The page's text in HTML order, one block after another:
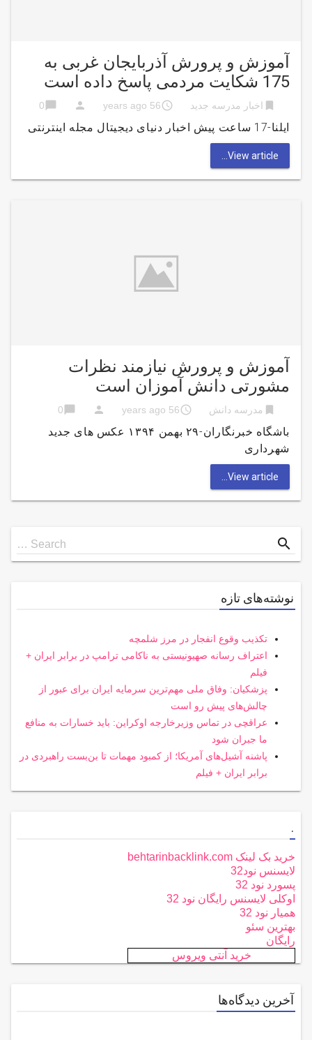
آموزش و پرورش آذربایجان غربی به
175 شکایت مردمی پاسخ داده است
bookmark اخبار مدرسه جدید access_time
56 years ago
person
chat_bubble
0
ایلنا-17 ساعت پیش اخبار دنیای دیجیتال مجله اینترنتی
View article...
آموزش و پرورش نیازمند نظرات
مشورتی دانش آموزان است
bookmark مدرسه دانش access_time
56 years ago
person
chat_bubble
0
باشگاه خبرنگاران-۲۹ بهمن ۱۳۹۴ عکس های جدید
شهرداری
View article...
Search
for
Search … search
نوشته‌های تازه
تکذیب وقوع انفجار در مرز شلمچه
اعتراف رسانه صهیونیستی به ناکامی ترامپ در برابر ایران +
فیلم
پزشکیان: وفاق ملی مهم‌ترین سرمایه ایران برای عبور از
چالش‌های پیش رو است
عراقچی در تماس وزیرخارجه اوکراین: باید خسارات به منافع
ما جبران شود
پاشنه آشیل‌های آمریکا؛ از کمبود مهمات تا بن‌بست راهبردی در
برابر ایران + فیلم
.
خرید بک لینک behtarinbacklink.com
لایسنس نود32
پسورد نود 32
اوکلی لایسنس رایگان نود 32
همیار نود 32
بهترین سئو
رایگان
خرید آنتی ویروس
آخرین دیدگاه‌ها